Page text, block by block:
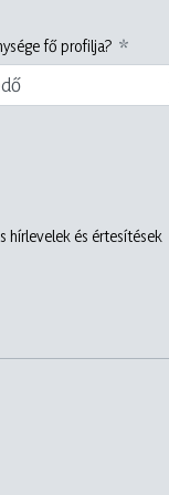
fő profilja?
hírlevelek és értesítések